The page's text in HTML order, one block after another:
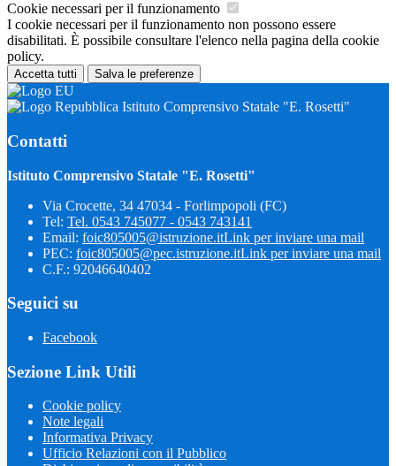
Cookie necessari per il funzionamento
I cookie necessari per il funzionamento non possono essere
disabilitati. È possibile consultare l'elenco nella pagina della cookie
policy.
Accetta tutti Salva le preferenze
Istituto Comprensivo Statale "E. Rosetti"
Contatti
Istituto Comprensivo Statale "E. Rosetti"
Via Crocette, 34 47034 - Forlimpopoli (FC)
Tel: Tel. 0543 745077 - 0543 743141
Email: foic805005@istruzione.itLink per inviare una mail
PEC: foic805005@pec.istruzione.itLink per inviare una mail
C.F.: 92046640402
Seguici su
Facebook
Sezione Link Utili
Cookie policy
Note legali
Informativa Privacy
Ufficio Relazioni con il Pubblico